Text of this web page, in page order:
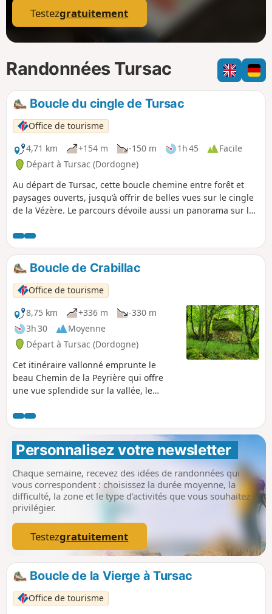
Testezgratuitement
Randonnées Tursac
Boucle du cingle de Tursac
Office de tourisme
4,71 km
+154 m -150 m 1h 45
Facile
Départ à Tursac (Dordogne)
Au départ de Tursac, cette boucle chemine entre forêt et
paysages ouverts, jusqu’à offrir de belles vues sur le cingle
de la Vézère. Le parcours dévoile aussi un panorama sur le
avant de retrouver l’ombre agréable des bois. En chemin, de
jolis châtaigniers ponctuent la balade et renforcent le
charme paisible de cet itinéraire typique du Périgord Noir.
Boucle de Crabillac
Office de tourisme
8,75 km
+336 m
-330 m
3h 30
Moyenne
Départ à Tursac (Dordogne)
Cet itinéraire vallonné emprunte le
beau Chemin de la Peyrière qui offre
une vue splendide sur la vallée, le
Marzac. Il traverse ensuite les collines
pour atteindre l'étroite Vallée de la
Beune.
Personnalisez votre newsletter
Chaque semaine, recevez des idées de randonnées qui
vous correspondent : choisissez la durée moyenne, la
difficulté, la zone et le type d’activités que vous souhaitez
privilégier.
Testezgratuitement
Boucle de la Vierge à Tursac
Office de tourisme